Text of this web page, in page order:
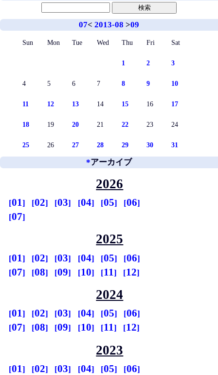
07< 2013-08 >09
Sun Mon Tue Wed Thu Fri Sat
1 2 3
4 5 6 7 8 9 10
11 12 13 14 15 16 17
18 19 20 21 22 23 24
25 26 27 28 29 30 31
*アーカイブ
2026
01 02 03 04 05
06
07
2025
01 02 03 04 05
06
07
08 09 10 11 12
2024
01 02 03 04 05
06
07
08 09 10 11 12
2023
01 02 03 04 05
06